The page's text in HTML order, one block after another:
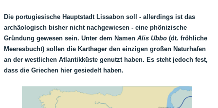
Die portugiesische Hauptstadt Lissabon soll - allerdings ist das
archäologisch bisher nicht nachgewiesen - eine phönizische
Gründung gewesen sein. Unter dem Namen Alis Ubbo (dt. fröhliche
Meeresbucht) sollen die Karthager den einzigen großen Naturhafen
an der westlichen Atlantikküste genutzt haben. Es steht jedoch fest,
dass die Griechen hier gesiedelt haben.